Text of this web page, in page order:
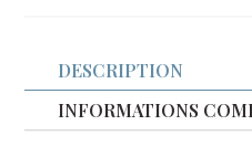
DESCRIPTION
INFORMATIONS